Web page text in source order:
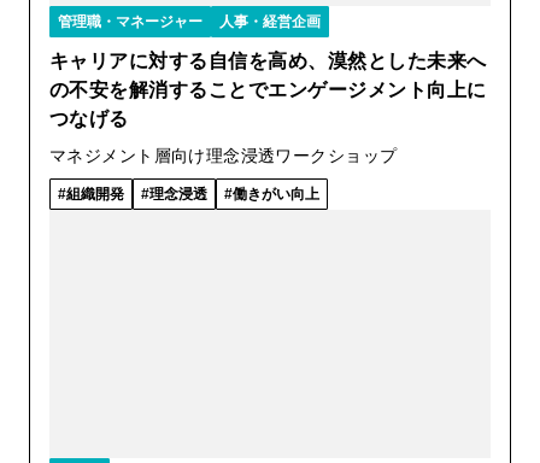
管理職・マネージャー 人事・経営企画
キャリアに対する自信を高め、漠然とした未来へ
の不安を解消することでエンゲージメント向上に
つなげる
マネジメント層向け理念浸透ワークショップ
組織開発 理念浸透 働きがい向上